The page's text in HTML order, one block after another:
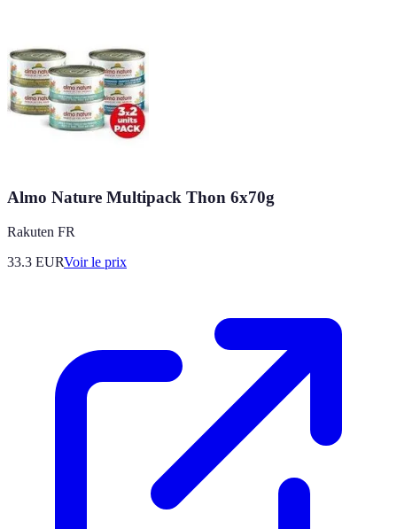
Almo Nature Multipack Thon 6x70g
Rakuten FR
33.3 EURVoir le prix